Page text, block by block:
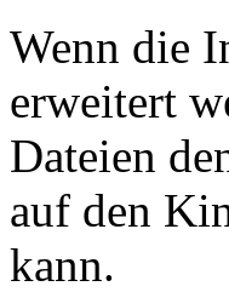
Wenn die
erweitert
Dateien
auf den
kann.